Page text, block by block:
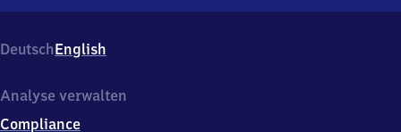
Straße,
Mockauer
123,
DeutschEnglish
Analyse verwalten
Compliance